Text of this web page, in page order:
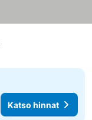
Katso hinnat